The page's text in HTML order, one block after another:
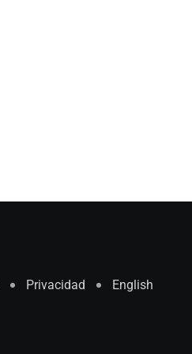
Privacidad English